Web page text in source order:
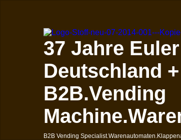
37 Jahre
Deutschland
B2B.Vending
B2B Vending